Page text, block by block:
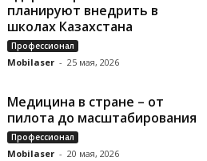
планируют внедрить в
школах Казахстана
Профессионал
Mobilaser - 25 мая, 2026
Медицина в стране – от
пилота до масштабирования
Профессионал
Mobilaser - 20 мая, 2026